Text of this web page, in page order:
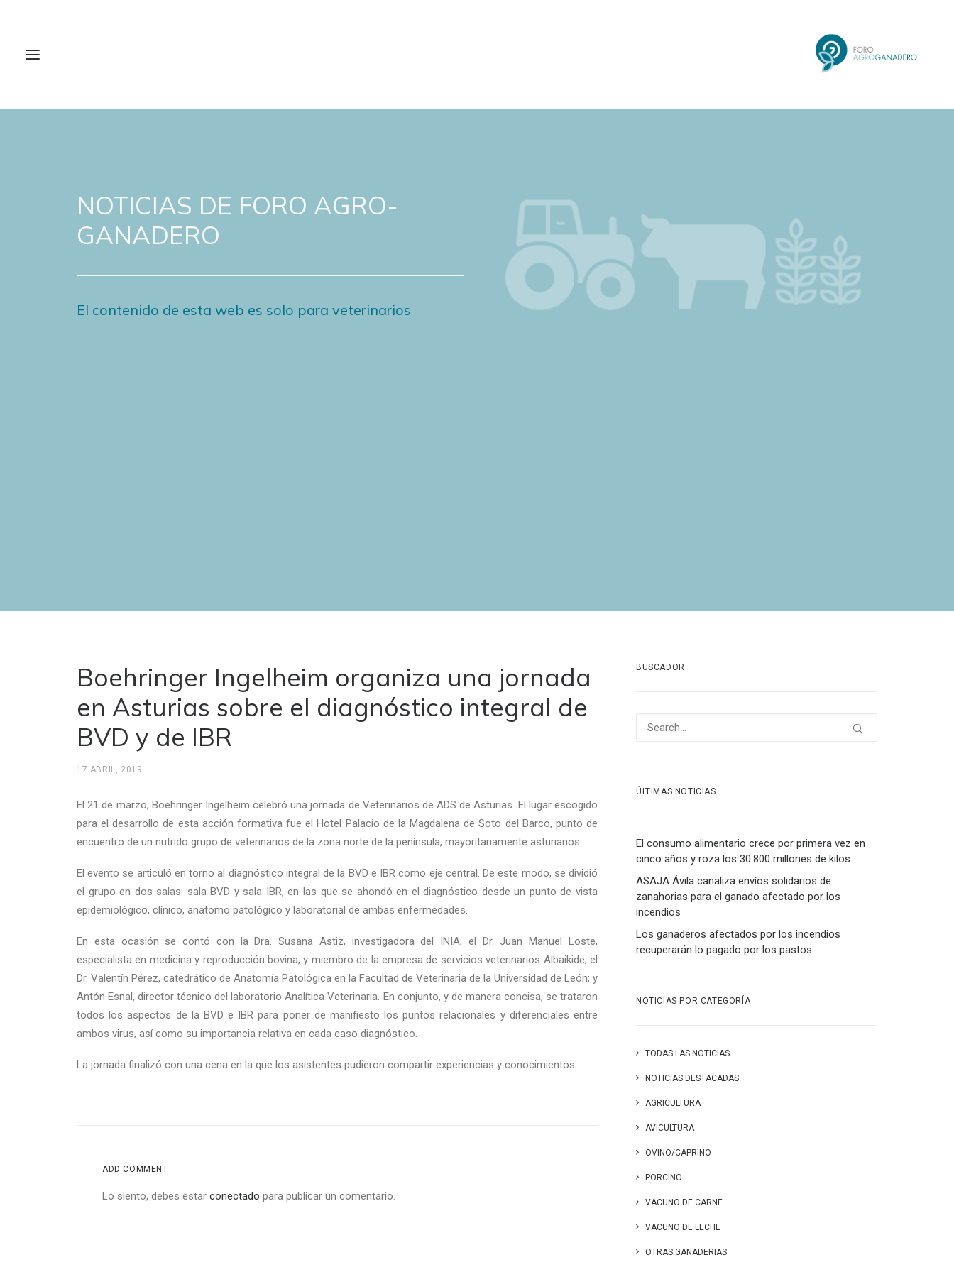
NOTICIAS DE FORO AGRO-
GANADERO
El contenido de esta web es solo para veterinarios
Boehringer Ingelheim organiza una jornada
en Asturias sobre el diagnóstico integral de
BVD y de IBR
17 ABRIL, 2019
El 21 de marzo, Boehringer Ingelheim celebró una jornada de Veterinarios de ADS de Asturias. El lugar escogido
para el desarrollo de esta acción formativa fue el Hotel Palacio de la Magdalena de Soto del Barco, punto de
encuentro de un nutrido grupo de veterinarios de la zona norte de la península, mayoritariamente asturianos.
El evento se articuló en torno al diagnóstico integral de la BVD e IBR como eje central. De este modo, se dividió
el grupo en dos salas: sala BVD y sala IBR, en las que se ahondó en el diagnóstico desde un punto de vista
epidemiológico, clínico, anatomo patológico y laboratorial de ambas enfermedades.
En esta ocasión se contó con la Dra. Susana Astiz, investigadora del INIA; el Dr. Juan Manuel Loste,
especialista en medicina y reproducción bovina, y miembro de la empresa de servicios veterinarios Albaikide; el
Dr. Valentín Pérez, catedrático de Anatomía Patológica en la Facultad de Veterinaria de la Universidad de León; y
Antón Esnal, director técnico del laboratorio Analítica Veterinaria. En conjunto, y de manera concisa, se trataron
todos los aspectos de la BVD e IBR para poner de manifiesto los puntos relacionales y diferenciales entre
ambos virus, así como su importancia relativa en cada caso diagnóstico.
La jornada finalizó con una cena en la que los asistentes pudieron compartir experiencias y conocimientos.
ADD COMMENT
Lo siento, debes estar conectado para publicar un comentario.
BUSCADOR
ÚLTIMAS NOTICIAS
El consumo alimentario crece por primera vez en
cinco años y roza los 30.800 millones de kilos
ASAJA Ávila canaliza envíos solidarios de
zanahorias para el ganado afectado por los
incendios
Los ganaderos afectados por los incendios
recuperarán lo pagado por los pastos
NOTICIAS POR CATEGORÍA
TODAS LAS NOTICIAS
NOTICIAS DESTACADAS
AGRICULTURA
AVICULTURA
OVINO/CAPRINO
PORCINO
VACUNO DE CARNE
VACUNO DE LECHE
OTRAS GANADERIAS